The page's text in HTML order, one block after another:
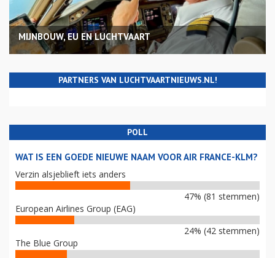
MIJNBOUW, EU EN LUCHTVAART
PARTNERS VAN LUCHTVAARTNIEUWS.NL!
POLL
WAT IS EEN GOEDE NIEUWE NAAM VOOR AIR FRANCE-KLM?
Verzin alsjeblieft iets anders
47% (81 stemmen)
European Airlines Group (EAG)
24% (42 stemmen)
The Blue Group